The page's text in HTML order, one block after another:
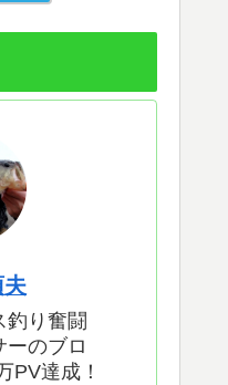
夫
釣り奮闘
ーのブロ
PV達成！